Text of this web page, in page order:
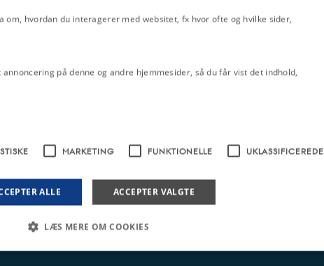
om, hvordan du interagerer med websitet, fx hvor ofte og hvilke sider,
på denne og andre hjemmesider, så du får vist det indhold,
MARKETING FUNKTIONELLE UKLASSIFICEREDE
ALLE ACCEPTER VALGTE
LÆS MERE OM COOKIES